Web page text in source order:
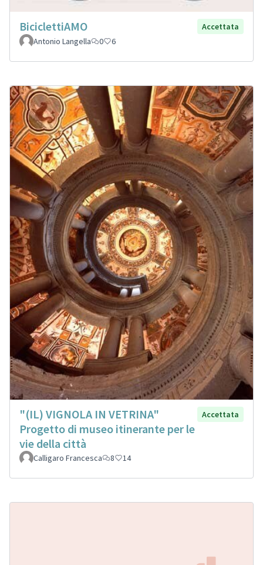
BiciclettiAMO
Accettata
Antonio Langella
0 6
"(IL) VIGNOLA IN VETRINA"
Progetto di museo itinerante per le
vie della città
Accettata
Calligaro Francesca 8 14